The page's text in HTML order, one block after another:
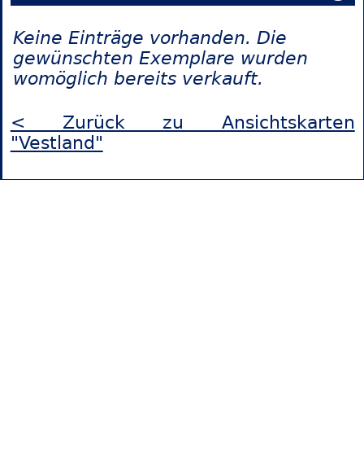
Keine Einträge vorhanden. Die
gewünschten Exemplare wurden
womöglich bereits verkauft.
< Zurück zu Ansichtskarten
"Vestland"